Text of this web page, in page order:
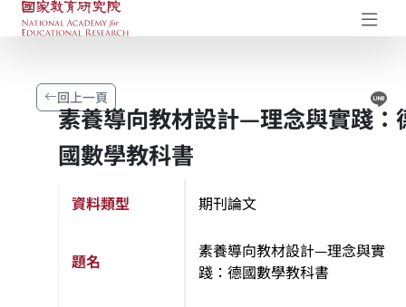
國家教育研究院-研究成果典藏庫
回上一頁
素養導向教材設計—理念與實踐：
國數學教科書
資料類型 期刊論文
題名
素養導向教材設計—理念與實
踐：德國數學教科書